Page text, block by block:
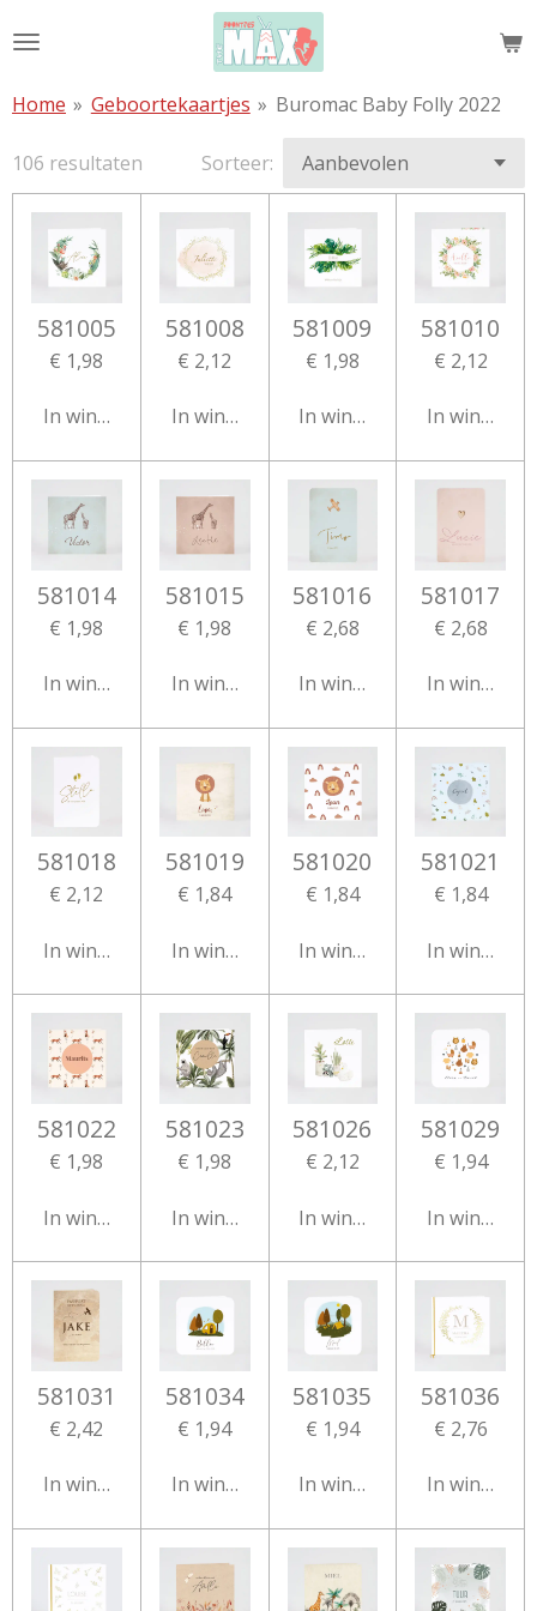
direct
de
Home » Geboortekaartjes » Buromac Baby Folly 2022
106 resultaten Sorteer:
581005
€ 1,98
In winkelwagen
581008
€ 2,12
In winkelwagen
581009
€ 1,98
In winkelwagen
581010
€ 2,12
In
581014
€ 1,98
In winkelwagen
581015
€ 1,98
In winkelwagen
581016
€ 2,68
In winkelwagen
581017
€ 2,68
In
581018
€ 2,12
In winkelwagen
581019
€ 1,84
In winkelwagen
581020
€ 1,84
In winkelwagen
581021
€ 1,84
In
581022
€ 1,98
In winkelwagen
581023
€ 1,98
In winkelwagen
581026
€ 2,12
In winkelwagen
581029
€ 1,94
In
581031
€ 2,42
In winkelwagen
581034
€ 1,94
In winkelwagen
581035
€ 1,94
In winkelwagen
581036
€ 2,76
In